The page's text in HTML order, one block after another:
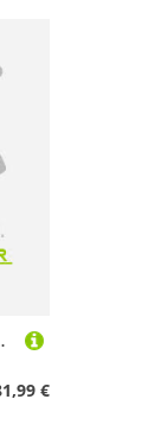
Silber 3
€